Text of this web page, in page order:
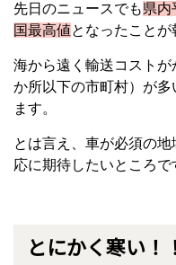
先日のニュースでも県内
国最高値となったことが
海から遠く輸送コスト
か所以下の市町村）が
ます。
とは言え、車が必須の
応に期待したいところで
とにかく寒い！